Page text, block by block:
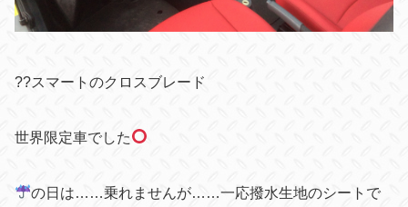
??スマートのクロスブレード
世界限定車でした
の日は……乗れませんが……一応撥水生地のシートで